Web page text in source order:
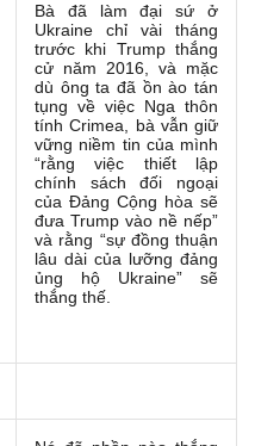
Bà đã làm đại sứ ở
Ukraine chỉ vài tháng
trước khi Trump thắng
cử năm 2016, và mặc
dù ông ta đã ồn ào tán
tụng về việc Nga thôn
tính Crimea, bà vẫn giữ
vững niềm tin của mình
“rằng việc thiết lập
chính sách đối ngoại
của Đảng Cộng hòa sẽ
đưa Trump vào nề nếp”
và rằng “sự đồng thuận
lâu dài của lưỡng đảng
ủng hộ Ukraine” sẽ
thắng thế.